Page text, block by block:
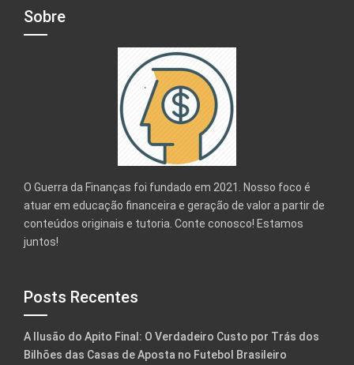
Sobre
O Guerra da Finanças foi fundado em 2021. Nosso foco é
atuar em educação financeira e geração de valor a partir de
conteúdos originais e tutoria. Conte conosco! Estamos
juntos!
Posts Recentes
A Ilusão do Apito Final: O Verdadeiro Custo por Trás dos
Bilhões das Casas de Aposta no Futebol Brasileiro